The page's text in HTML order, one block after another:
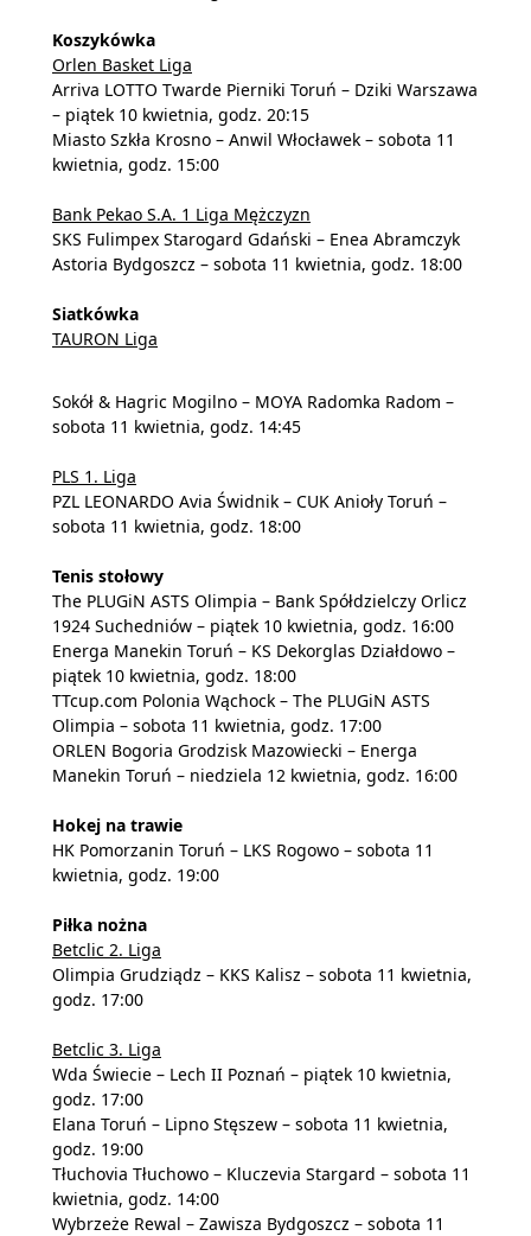
Koszykówka
Orlen Basket Liga
Arriva LOTTO Twarde Pierniki Toruń – Dziki Warszawa
– piątek 10 kwietnia, godz. 20:15
Miasto Szkła Krosno – Anwil Włocławek – sobota 11
kwietnia, godz. 15:00
Bank Pekao S.A. 1 Liga Mężczyzn
SKS Fulimpex Starogard Gdański – Enea Abramczyk
Astoria Bydgoszcz – sobota 11 kwietnia, godz. 18:00
Siatkówka
TAURON Liga
Sokół & Hagric Mogilno – MOYA Radomka Radom –
sobota 11 kwietnia, godz. 14:45
PLS 1. Liga
PZL LEONARDO Avia Świdnik – CUK Anioły Toruń –
sobota 11 kwietnia, godz. 18:00
Tenis stołowy
The PLUGiN ASTS Olimpia – Bank Spółdzielczy Orlicz
1924 Suchedniów – piątek 10 kwietnia, godz. 16:00
Energa Manekin Toruń – KS Dekorglas Działdowo –
piątek 10 kwietnia, godz. 18:00
TTcup.com Polonia Wąchock – The PLUGiN ASTS
Olimpia – sobota 11 kwietnia, godz. 17:00
ORLEN Bogoria Grodzisk Mazowiecki – Energa
Manekin Toruń – niedziela 12 kwietnia, godz. 16:00
Hokej na trawie
HK Pomorzanin Toruń – LKS Rogowo – sobota 11
kwietnia, godz. 19:00
Piłka nożna
Betclic 2. Liga
Olimpia Grudziądz – KKS Kalisz – sobota 11 kwietnia,
godz. 17:00
Betclic 3. Liga
Wda Świecie – Lech II Poznań – piątek 10 kwietnia,
godz. 17:00
Elana Toruń – Lipno Stęszew – sobota 11 kwietnia,
godz. 19:00
Tłuchovia Tłuchowo – Kluczevia Stargard – sobota 11
kwietnia, godz. 14:00
Wybrzeże Rewal – Zawisza Bydgoszcz – sobota 11